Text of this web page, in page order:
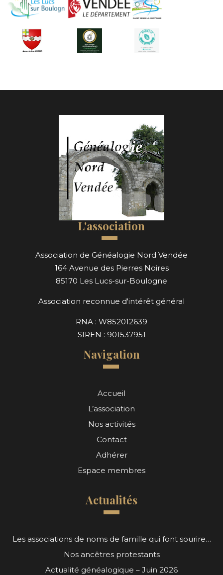
L'association
Association de Généalogie Nord Vendée
164 Avenue des Pierres Noires
85170 Les Lucs-sur-Boulogne
Association reconnue d'intérêt général
RNA : W852012639
SIREN : 901537951
Navigation
Accueil
L’association
Nos activités
Contact
Adhérer
Espace membres
Actualités
Les associations de noms de famille qui font sourire…
Nos ancêtres protestants
Actualité généalogique – Juin 2026